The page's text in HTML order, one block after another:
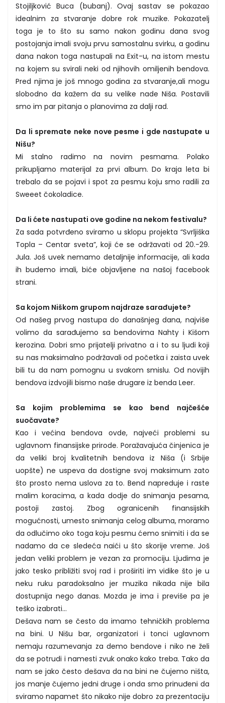
Stojiljković Buca (bubanj). Ovaj sastav se pokazao
idealnim za stvaranje dobre rok muzike. Pokazatelj
toga je to što su samo nakon godinu dana svog
postojanja imali svoju prvu samostalnu svirku, a godinu
dana nakon toga nastupali na Exit-u, na istom mestu
na kojem su svirali neki od njihovih omiljenih bendova.
Pred njima je još mnogo godina za stvaranje,ali mogu
slobodno da kažem da su velike nade Niša. Postavili
smo im par pitanja o planovima za dalji rad.
Da li spremate neke nove pesme i gde nastupate u
Nišu?
Mi stalno radimo na novim pesmama. Polako
prikupljamo materijal za prvi album. Do kraja leta bi
trebalo da se pojavi i spot za pesmu koju smo radili za
Sweeet čokoladice.
Da li ćete nastupati ove godine na nekom festivalu?
Za sada potvrđeno sviramo u sklopu projekta “Svrljiška
Topla – Centar sveta”, koji će se održavati od 20.-29.
Jula. Još uvek nemamo detaljnije informacije, ali kada
ih budemo imali, biće objavljene na našoj facebook
strani.
Sa kojom Niškom grupom najdraze sarađujete?
Od našeg prvog nastupa do današnjeg dana, najviše
volimo da sarađujemo sa bendovima Nahty i Kišom
kerozina. Dobri smo prijatelji privatno a i to su ljudi koji
su nas maksimalno podržavali od početka i zaista uvek
bili tu da nam pomognu u svakom smislu. Od novijih
bendova izdvojili bismo naše drugare iz benda Leer.
Sa kojim problemima se kao bend najčešće
suočavate?
Kao i većina bendova ovde, najveći problemi su
uglavnom finansijske prirode. Poražavajuća činjenica je
da veliki broj kvalitetnih bendova iz Niša (i Srbije
uopšte) ne uspeva da dostigne svoj maksimum zato
što prosto nema uslova za to. Bend napreduje i raste
malim koracima, a kada dodje do snimanja pesama,
postoji zastoj. Zbog ogranicenih finansijskih
mogućnosti, umesto snimanja celog albuma, moramo
da odlučimo oko toga koju pesmu ćemo snimiti i da se
nadamo da ce sledeća naići u što skorije vreme. Još
jedan veliki problem je vezan za promociju. Ljudima je
jako tesko približiti svoj rad i proširiti im vidike što je u
neku ruku paradoksalno jer muzika nikada nije bila
dostupnija nego danas. Mozda je ima i previše pa je
teško izabrati...
Dešava nam se često da imamo tehničkih problema
na bini. U Nišu bar, organizatori i tonci uglavnom
nemaju razumevanja za demo bendove i niko ne želi
da se potrudi i namesti zvuk onako kako treba. Tako da
nam se jako često dešava da na bini ne čujemo ništa,
jos manje čujemo jedni druge i onda smo prinuđeni da
sviramo napamet što nikako nije dobro za prezentaciju